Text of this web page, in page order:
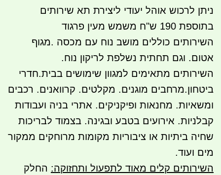
ניתן לרכוש אוהל יעודי ליצירת תא שירותים
בתוספת 190 ש"ח משמש מעין פרגוד
השירותים כוללים מושב נוח עם מכסה .מגוף
אטום. וגם תחתית נשלפת לריקון נוח.
השירותים מתאימים למגוון שימושים בבית.חדרי
ביטחון.מרחבים מוגנים. מקלטים. קרוואנים. רכבים
ומשאיות. מחנאות ופיקניקים. אתרי בניה ועבודות
קבלניות. אירועים בטבע ובגינה. בצמוד לבריכות
שחיה ביתיות או ציבוריות מקומות מרוחקים ממקור
מים ועוד.
השירותים קלים מאוד לתפעול ותחזוקה: החלק